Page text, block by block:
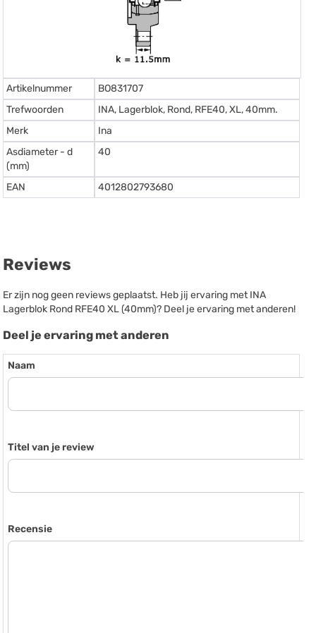
Artikelnummer
BO831707
Trefwoorden
INA, Lagerblok, Rond, RFE40, XL, 40mm.
Merk
Ina
Asdiameter - d
(mm)
40
EAN 4012802793680
Reviews
Er zijn nog geen reviews geplaatst. Heb jij ervaring met INA
Lagerblok Rond RFE40 XL (40mm)? Deel je ervaring met anderen!
Deel je ervaring met anderen
Naam
Titel van je review
Recensie